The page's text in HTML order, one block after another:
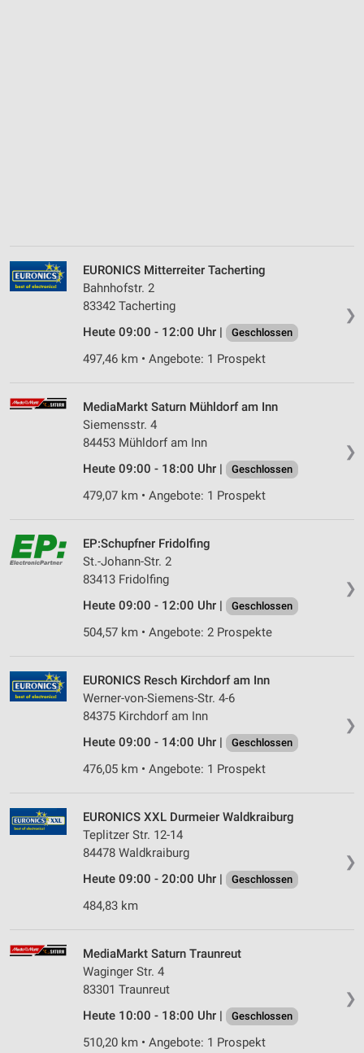
❯
EURONICS Mitterreiter Tacherting
Bahnhofstr. 2
83342 Tacherting
Heute 09:00 - 12:00 Uhr |
Geschlossen
497,46 km • Angebote: 1 Prospekt
❯
MediaMarkt Saturn Mühldorf am Inn
Siemensstr. 4
84453 Mühldorf am Inn
Heute 09:00 - 18:00 Uhr |
Geschlossen
479,07 km • Angebote: 1 Prospekt
❯
EP:Schupfner Fridolfing
St.-Johann-Str. 2
83413 Fridolfing
Heute 09:00 - 12:00 Uhr |
Geschlossen
504,57 km • Angebote: 2 Prospekte
❯
EURONICS Resch Kirchdorf am Inn
Werner-von-Siemens-Str. 4-6
84375 Kirchdorf am Inn
Heute 09:00 - 14:00 Uhr |
Geschlossen
476,05 km • Angebote: 1 Prospekt
❯
EURONICS XXL Durmeier Waldkraiburg
Teplitzer Str. 12-14
84478 Waldkraiburg
Heute 09:00 - 20:00 Uhr |
Geschlossen
484,83 km
❯
MediaMarkt Saturn Traunreut
Waginger Str. 4
83301 Traunreut
Heute 10:00 - 18:00 Uhr |
Geschlossen
510,20 km • Angebote: 1 Prospekt